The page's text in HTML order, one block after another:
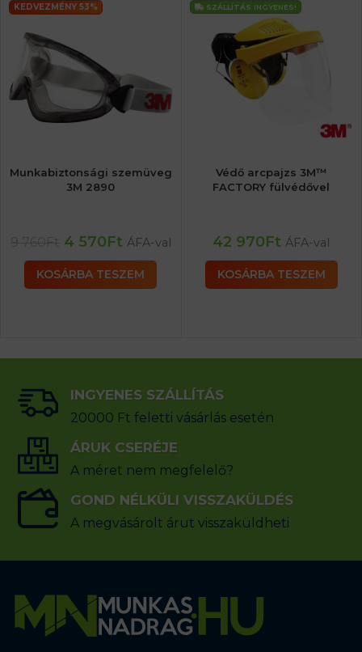
KEDVEZMÉNY 53%
Munkabiztonsági szemüveg
3M 2890
4 570Ft ÁFA-val
KOSÁRBA TESZEM
SZÁLLÍTÁS INGYENES!
Védő arcpajzs 3M™
FACTORY fülvédővel
42 970Ft ÁFA-val
KOSÁRBA TESZEM
INGYENES SZÁLLÍTÁS
20000 Ft feletti vásárlás esetén
ÁRUK CSERÉJE
A méret nem megfelelő?
GOND NÉLKÜLI VISSZAKÜLDÉS
A megvásárolt árut visszaküldheti